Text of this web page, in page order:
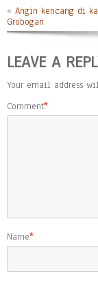
« Angin kencang di
Grobogan
LEAVE A
Your email address
Comment*
Name*